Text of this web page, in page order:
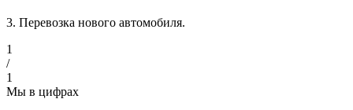
3. Перевозка нового автомобиля.
1
/
1
Мы в цифрах